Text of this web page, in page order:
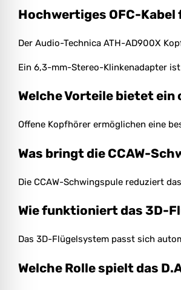
Hochwertiges OFC-
Der Audio-Technica ATH-AD900X
Ein 6,3-mm-Stereo-Klinkenadapter
Welche Vorteile bietet
Offene Kopfhörer ermöglichen eine
Was bringt die CCAW-
Die CCAW-Schwingspule reduziert
Wie funktioniert das 3D-
Das 3D-Flügelsystem passt sich
Welche Rolle spielt das